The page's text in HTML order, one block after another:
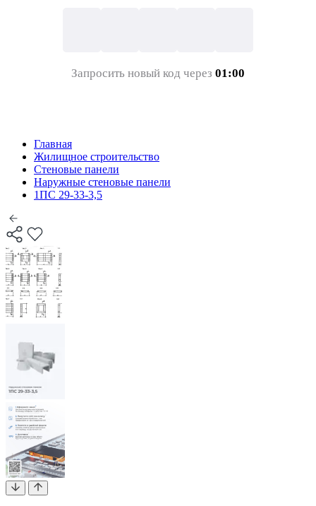
Запросить новый код через 01:00
Главная
Жилищное строительство
Стеновые панели
Наружные стеновые панели
1ПС 29-33-3,5